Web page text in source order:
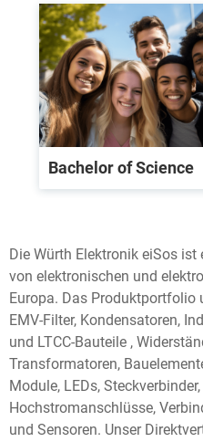
Bachelor of Science
Die Würth Elektronik eiSos
von elektronischen und
Europa. Das Produktportfolio
EMV-Filter, Kondensatoren,
und LTCC-Bauteile ,
Transformatoren,
Module, LEDs,
Hochstromanschlüsse,
und Sensoren. Unser